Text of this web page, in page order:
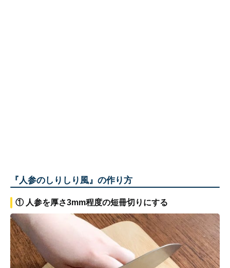
『人参のしりしり風』の作り方
① 人参を厚さ3mm程度の短冊切りにする